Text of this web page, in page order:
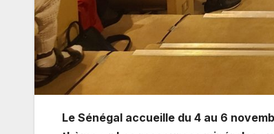
Le Sénégal accueille du 4 au 6